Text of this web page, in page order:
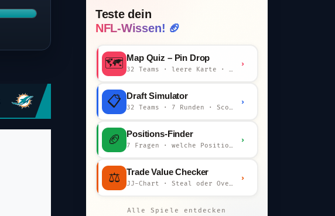
Teste dein
NFL-Wissen! 🏈
🗺️ Map Quiz – Pin Drop
›
📋 Draft Simulator
›
🏈 Positions-Finder
›
⚖️ Trade Value Checker
›
Alle Spiele entdecken